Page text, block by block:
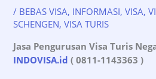
/ BEBAS VISA, INFORMASI,VISA,
SCHENGEN,VISA TURIS
Jasa Pengurusan Visa Turis
INDOVISA.id ( 0811-1143363 )